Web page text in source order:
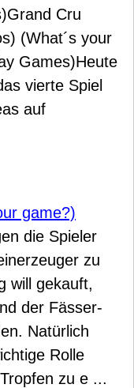
Cru
(What´s your
Games)Heute
vierte Spiel
auf
game?)
die Spieler
zu
will gekauft,
der Fässer-
Natürlich
Rolle
zu e ...